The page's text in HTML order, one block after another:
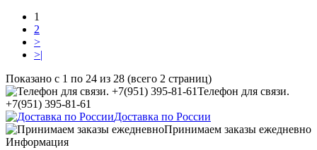
1
2
>
>|
Показано с 1 по 24 из 28 (всего 2 страниц)
Телефон для связи.
+7(951) 395-81-61
Доставка по России
Принимаем заказы ежедневно
Информация